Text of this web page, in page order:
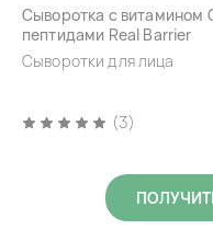
Сыворотка с витамином
пептидами Real Barrier
Peptivita C Blemish Serum
Сыворотки для лица
(3)